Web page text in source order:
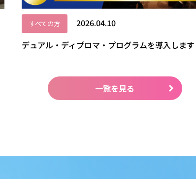
すべての方
2026.04.10
デュアル・ディプロマ・プログラムを導入します
一覧を見る